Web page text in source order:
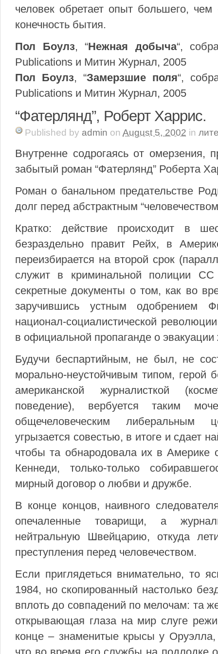
человек обретает опыт большего,
конечность бытия.
Пол Боулз, “Нежная добыча“,
Publications и Митин Журнал, 2005
Пол Боулз, “Замерзшие поля“,
Publications и Митин Журнал, 2005
“Фатерлянд”, Роберт Харрис.
Published by admin on August 5, 2002 in
Внутренне содрогаясь от омерзения,
забытый роман “Фатерлянд” Роберта
Роман о банальном предательстве
долг перед абстрактным
Кратко: действие происходит в
безраздельно правит Рейх, в
переизбирается на второй срок
служит в криминальной полиции
секретные документы о том, как во
заручившись устным одобрением
национал-социалистической
в официальной пропаганде о эвакуации
Будучи беспартийным, не был, не
морально-неустойчивым типом, герой
американской журналисткой
поведение), вербуется таким
общечеловеческим либеральным
угрызается совестью, в итоге и сдает
чтобы та обнародовала их в Америке
Кеннеди, только-только
мирный договор о любви и дружбе.
В конце концов, наивного
опечаленные товарищи, а
нейтральную Швейцарию, откуда
преступления перед человечеством.
Если приглядеться внимательно, то
1984, но скопированный настолько
вплоть до совпадений по мелочам: та
открывающая глаза на мир слуге
конце – знаменитые крысы у Оруэлла,